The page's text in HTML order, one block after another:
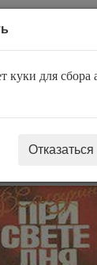
куки для
Отказаться